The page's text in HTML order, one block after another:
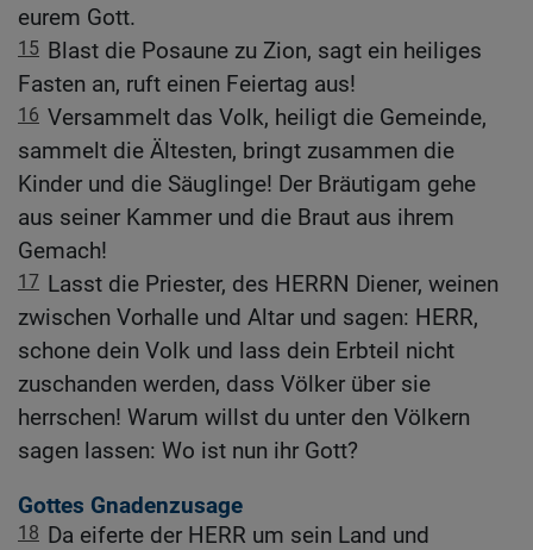
eurem Gott.
15 Blast die Posaune zu Zion, sagt ein heiliges
Fasten an, ruft einen Feiertag aus!
16 Versammelt das Volk, heiligt die Gemeinde,
sammelt die Ältesten, bringt zusammen die
Kinder und die Säuglinge! Der Bräutigam gehe
aus seiner Kammer und die Braut aus ihrem
Gemach!
17 Lasst die Priester, des HERRN Diener, weinen
zwischen Vorhalle und Altar und sagen: HERR,
schone dein Volk und lass dein Erbteil nicht
zuschanden werden, dass Völker über sie
herrschen! Warum willst du unter den Völkern
sagen lassen: Wo ist nun ihr Gott?
Gottes Gnadenzusage
18 Da eiferte der HERR um sein Land und